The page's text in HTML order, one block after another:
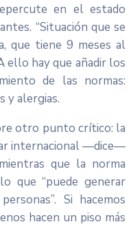
en el estado
“Situación que se
que tiene 9 meses al
ello hay que añadir los
de las normas:
y alergias.
otro punto crítico: la
internacional —dice—
que la norma
que “puede generar
Si hacemos
hacen un piso más